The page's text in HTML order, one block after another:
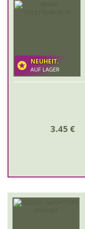
NEUHEIT.
AUF LAGER
3.45 €